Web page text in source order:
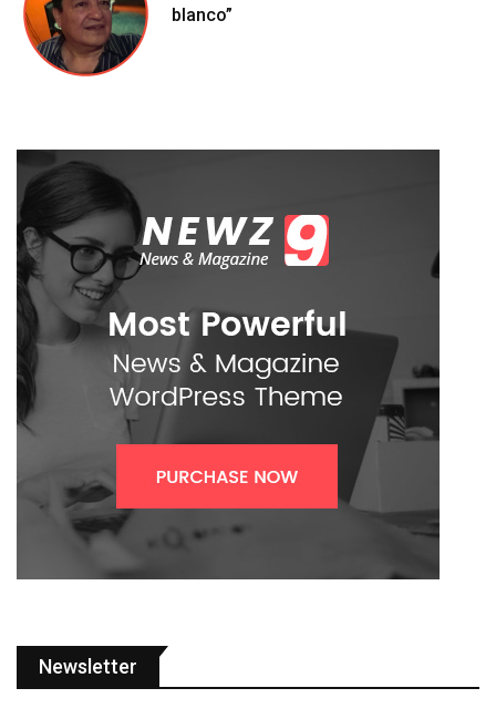
blanco”
Newsletter